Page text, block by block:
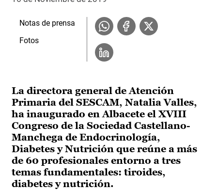
La directora general de Atención
Primaria del SESCAM, Natalia Valles,
ha inaugurado en Albacete el XVIII
Congreso de la Sociedad Castellano-
Manchega de Endocrinología,
Diabetes y Nutrición que reúne a más
de 60 profesionales entorno a tres
temas fundamentales: tiroides,
diabetes y nutrición.
Notas de prensa
Fotos